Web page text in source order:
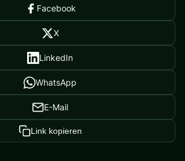
Facebook
X
LinkedIn
WhatsApp
E-Mail
Link kopieren